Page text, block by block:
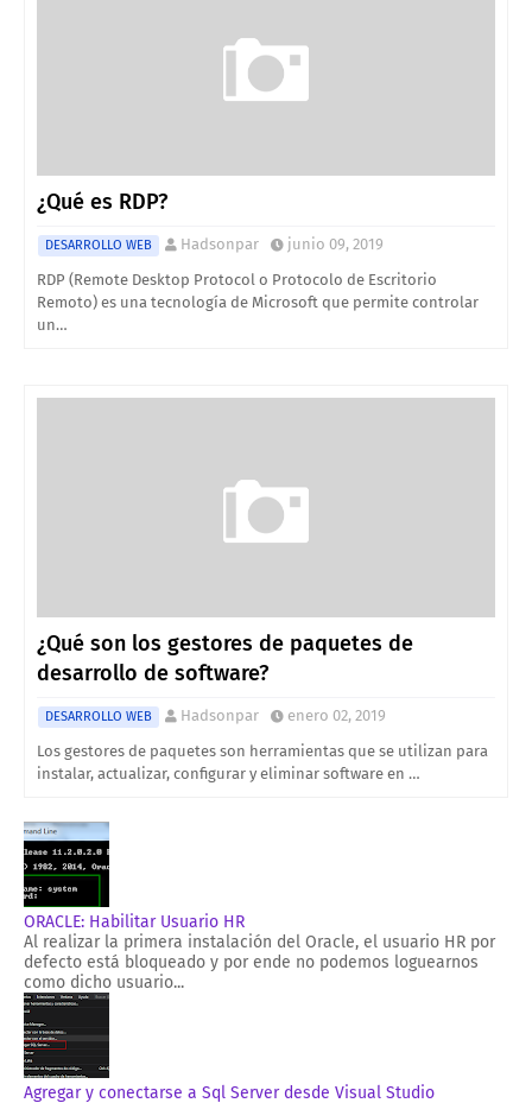
¿Qué es RDP?
DESARROLLO WEB Hadsonpar
junio 09, 2019
RDP (Remote Desktop Protocol o Protocolo de Escritorio
Remoto) es una tecnología de Microsoft que permite controlar
un…
¿Qué son los gestores de paquetes de
desarrollo de software?
DESARROLLO WEB Hadsonpar
enero 02, 2019
Los gestores de paquetes son herramientas que se utilizan para
instalar, actualizar, configurar y eliminar software en …
ORACLE: Habilitar Usuario HR
Al realizar la primera instalación del Oracle, el usuario HR por
defecto está bloqueado y por ende no podemos loguearnos
como dicho usuario...
Agregar y conectarse a Sql Server desde Visual Studio